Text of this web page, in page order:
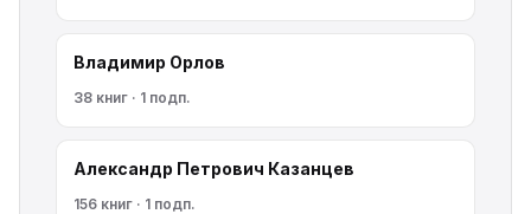
Владимир Орлов
38 книг · 1 подп.
Александр Петрович Казанцев
156 книг · 1 подп.